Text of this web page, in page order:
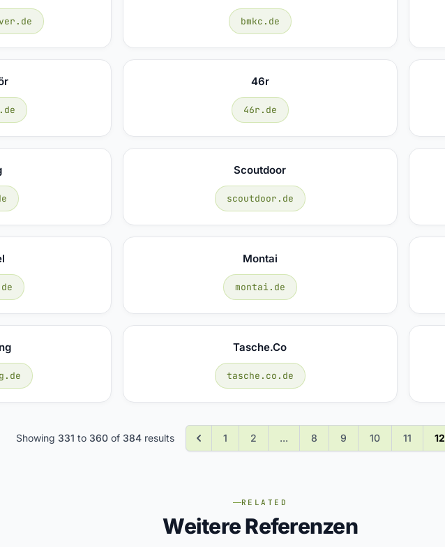
bmkc.de
46r
46r.de
Scoutdoor
scoutdoor.de
Montai
montai.de
Tasche.co
tasche.co.de
Showing 331 to 360of 384results 1 2 ... 8 9 10 11 12
RELATED
Weitere Referenzen